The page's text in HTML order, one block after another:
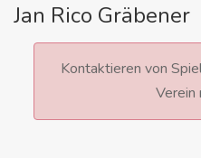
Jan Rico Gräbener
Kontaktieren von
Verein